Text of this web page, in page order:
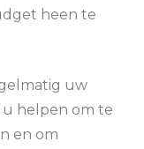
heen te
uw
helpen om te
en om